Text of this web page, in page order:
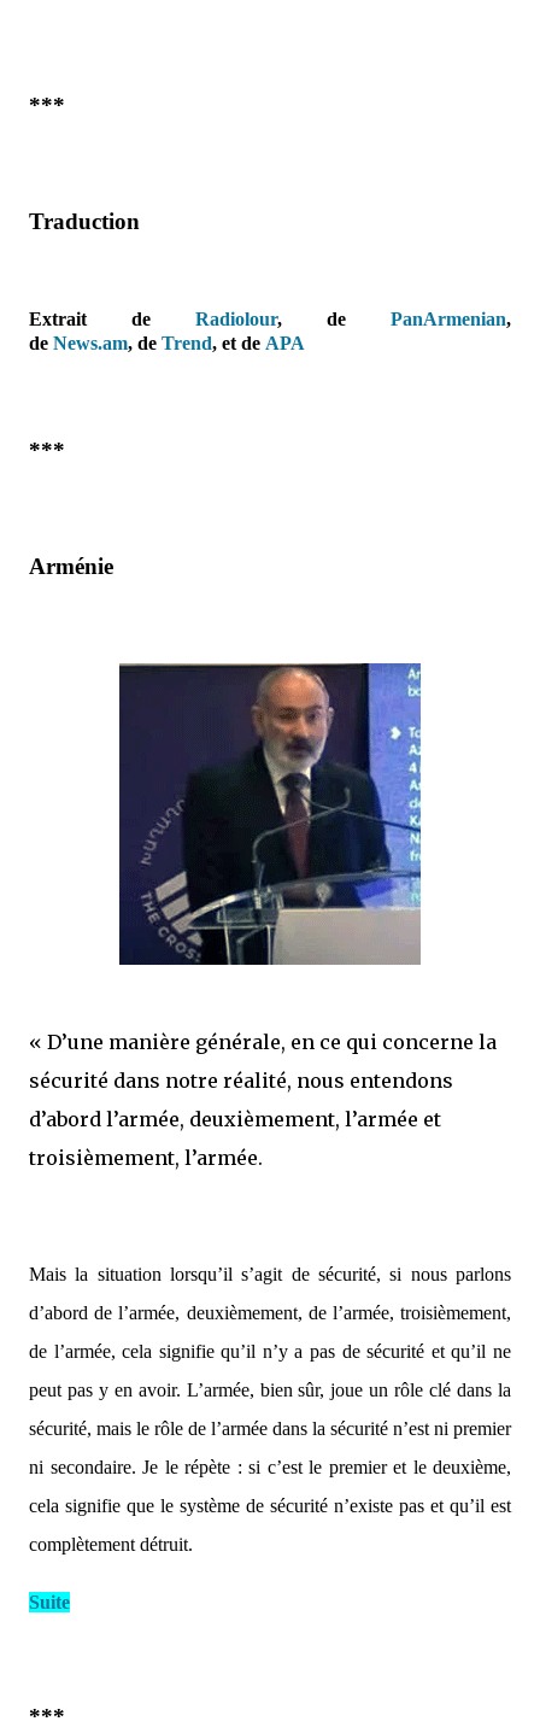
***
Traduction
Extrait de Radiolour, de PanArmenian,
de News.am, de Trend, et de APA
***
Arménie
« D’une manière générale, en ce qui concerne la
sécurité dans notre réalité, nous entendons
d’abord l’armée, deuxièmement, l’armée et
troisièmement, l’armée.
Mais la situation lorsqu’il s’agit de sécurité, si nous parlons
d’abord de l’armée, deuxièmement, de l’armée, troisièmement,
de l’armée, cela signifie qu’il n’y a pas de sécurité et qu’il ne
peut pas y en avoir. L’armée, bien sûr, joue un rôle clé dans la
sécurité, mais le rôle de l’armée dans la sécurité n’est ni premier
ni secondaire. Je le répète : si c’est le premier et le deuxième,
cela signifie que le système de sécurité n’existe pas et qu’il est
complètement détruit.
Suite
***